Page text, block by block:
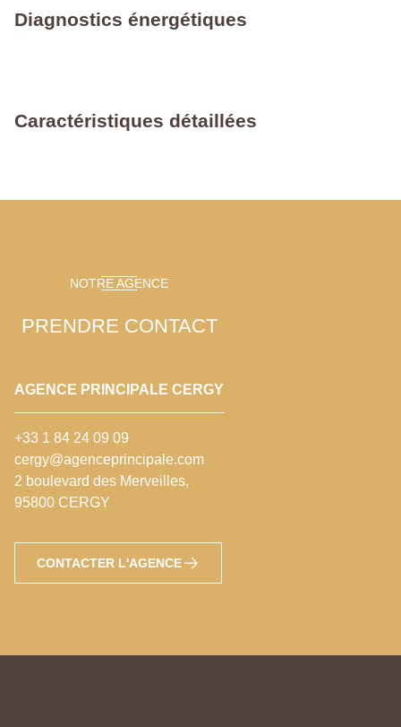
Diagnostics énergétiques
Caractéristiques détaillées
NOTRE AGENCE
PRENDRE CONTACT
AGENCE PRINCIPALE CERGY
+33 1 84 24 09 09
cergy@agenceprincipale.com
2 boulevard des Merveilles,
95800 CERGY
CONTACTER L'AGENCE